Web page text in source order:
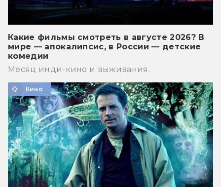
Какие фильмы смотреть в августе 2026? В
мире — апокалипсис, в России — детские
комедии
Месяц инди-кино и выживания.
Кино